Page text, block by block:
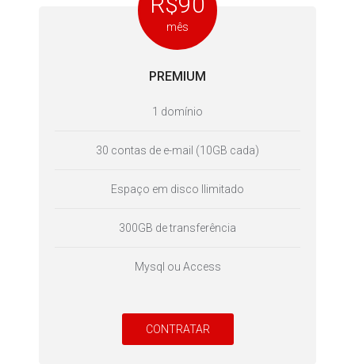
mês
PREMIUM
1 domínio
30 contas de e-mail (10GB cada)
Espaço em disco Ilimitado
300GB de transferência
Mysql ou Access
CONTRATAR